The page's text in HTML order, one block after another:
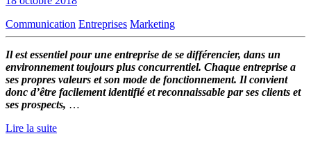
Communication Entreprises Marketing
Il est essentiel pour une entreprise de se différencier, dans un
environnement toujours plus concurrentiel. Chaque entreprise a
ses propres valeurs et son mode de fonctionnement. Il convient
donc d’être facilement identifié et reconnaissable par ses clients et
ses prospects, …
Lire la suite